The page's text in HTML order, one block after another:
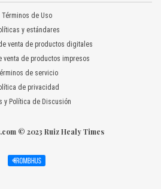
Términos de Uso
y estándares
venta de productos digitales
venta de productos impresos
de servicio
de privacidad
y Política de Discusión
© 2023 Ruiz Healy Times